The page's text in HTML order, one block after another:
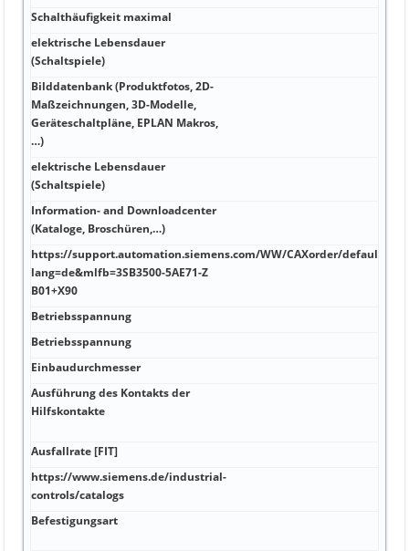
Schalthäufigkeit maximal
elektrische Lebensdauer
(Schaltspiele)
Bilddatenbank (Produktfotos, 2D-
Maßzeichnungen, 3D-Modelle,
Geräteschaltpläne, EPLAN Makros,
…)
elektrische Lebensdauer
(Schaltspiele)
Information- and Downloadcenter
(Kataloge, Broschüren,…)
https://support.automation.siemens.com/WW/CAXorder/
lang=de&mlfb=3SB3500-5AE71-Z
B01+X90
Betriebsspannung
Betriebsspannung
Einbaudurchmesser
Ausführung des Kontakts der
Hilfskontakte
Ausfallrate [FIT]
https://www.siemens.de/industrial-
controls/catalogs
Befestigungsart